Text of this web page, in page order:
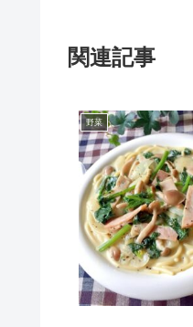
関連記事
野菜